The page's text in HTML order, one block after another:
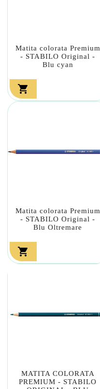
Matita colorata Premium
- STABILO Original -
Blu cyan

Matita colorata Premium
- STABILO Original -
Blu Oltremare

MATITA COLORATA
PREMIUM - STABILO